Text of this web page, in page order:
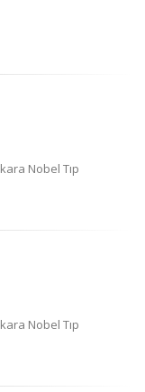
Nobel Tıp
Nobel Tıp